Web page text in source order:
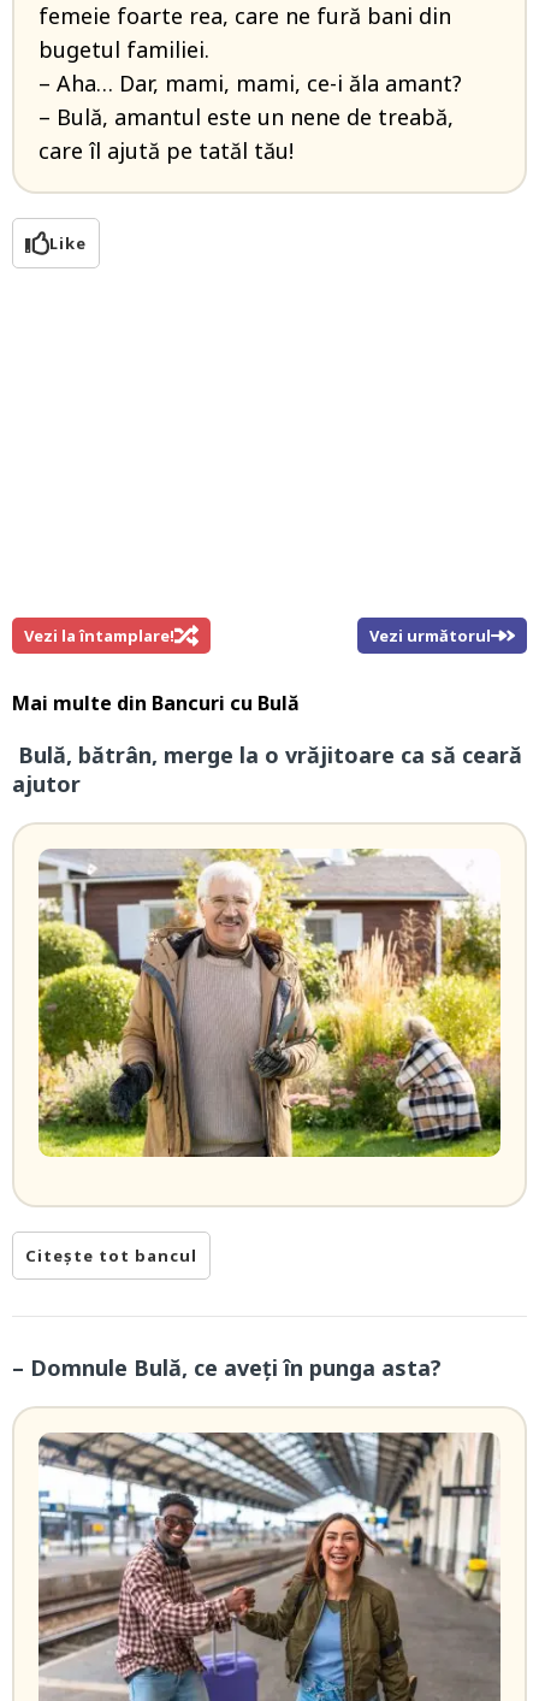
femeie foarte rea, care ne fură bani din
bugetul familiei.
– Aha… Dar, mami, mami, ce-i ăla amant?
– Bulă, amantul este un nene de treabă,
care îl ajută pe tatăl tău!
Like
Vezi la întamplare! Vezi următorul
Mai multe din Bancuri cu Bulă
Bulă, bătrân, merge la o vrăjitoare ca să ceară
ajutor
Citește tot bancul
– Domnule Bulă, ce aveți în punga asta?